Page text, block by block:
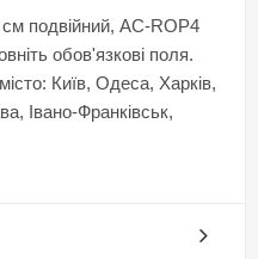
подвійний, AC-ROP4
обов'язкові поля.
Київ, Одеса, Харків,
Івано-Франківськ,